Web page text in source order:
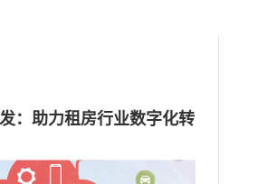
：助力租房行业数字化转